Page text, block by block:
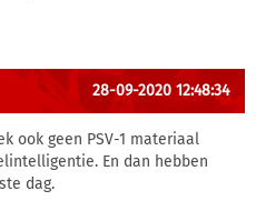
28-09-2020 12:48:34
ook geen PSV-1 materiaal
En dan hebben
dag.